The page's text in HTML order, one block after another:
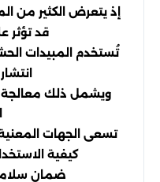
إذ يتعرض الكثير من
قد تؤثر
تُستخدم المبيدات
ويشمل ذلك معالجة
تسعى الجهات
كيفية
ضمان